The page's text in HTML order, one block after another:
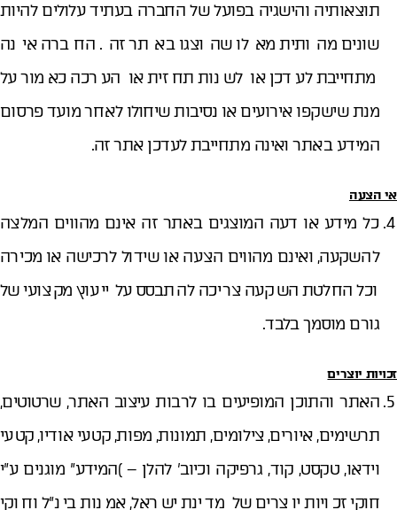
תוצאותיה והישגיה בפועל של החברה בעתיד עלולים להיות
שונים מהותית מאלו שהוצגו באתר זה. החברה אינה
מתחייבת לעדכן או לשנות תחזית או הערכה כאמור על
מנת שישקפו אירועים או נסיבות שיחולו לאחר מועד פרסום
המידע באתר ואינה מתחייבת לעדכן אתר זה.
אי הצעה
כל מידע או דעה המוצגים באתר זה אינם מהווים המלצה
להשקעה, ואינם מהווים הצעה או שידול לרכישה או מכירה
וכל החלטת השקעה צריכה להתבסס על ייעוץ מקצועי של
גורם מוסמך בלבד.
זכויות יוצרים
האתר והתוכן המופיעים בו לרבות עיצוב האתר, שרטוטים,
תרשימים, איורים, צילומים, תמונות, מפות, קטעי אודיו, קטעי
וידאו, טקסט, קוד, גרפיקה וכיוב' להלן – )המידע" מוגנים ע"י
חוקי זכויות יוצרים של מדינת ישראל, אמנות בינ"ל וחוקי